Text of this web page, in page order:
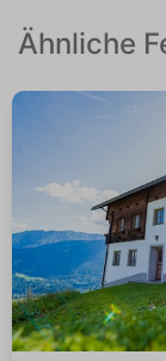
Ähnliche